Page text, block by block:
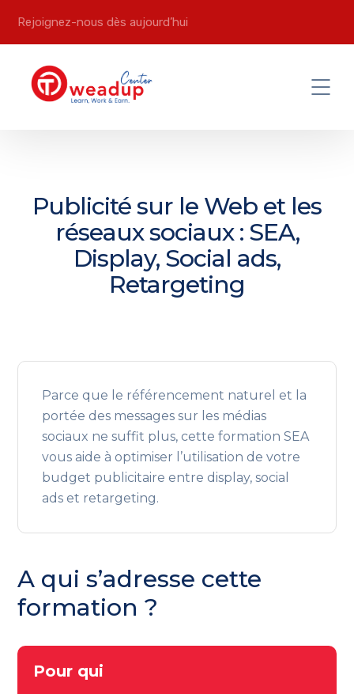
Rejoignez-nous dès aujourd’hui
Publicité sur le Web et les
réseaux sociaux : SEA,
Display, Social ads,
Retargeting
Parce que le référencement naturel et la
portée des messages sur les médias
sociaux ne suffit plus, cette formation SEA
vous aide à optimiser l’utilisation de votre
budget publicitaire entre display, social
ads et retargeting.
A qui s’adresse cette
formation ?
Pour qui